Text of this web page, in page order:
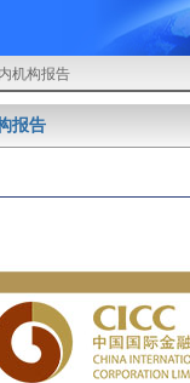
机构报告
报告